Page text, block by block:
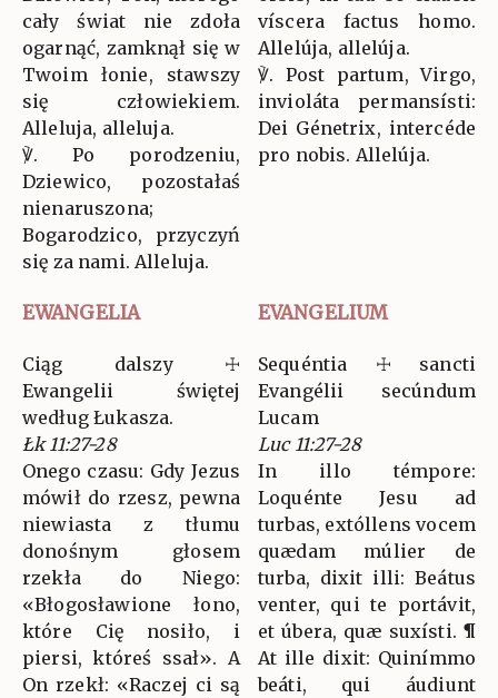
cały świat nie zdoła
ogarnąć, zamknął się w
Twoim łonie, stawszy
się człowiekiem.
Alleluja, alleluja.
℣. Po porodzeniu,
Dziewico, pozostałaś
nienaruszona;
Bogarodzico, przyczyń
się za nami. Alleluja.
víscera factus homo.
Allelúja, allelúja.
℣. Post partum, Virgo,
invioláta permansísti:
Dei Génetrix, intercéde
pro nobis. Allelúja.
EWANGELIA EVANGELIUM
Ciąg dalszy ☩
Ewangelii świętej
według Łukasza.
Łk 11:27-28
Onego czasu: Gdy Jezus
mówił do rzesz, pewna
niewiasta z tłumu
donośnym głosem
rzekła do Niego:
«Błogosławione łono,
które Cię nosiło, i
piersi, któreś ssał». A
On rzekł: «Raczej ci są
Sequéntia ☩ sancti
Evangélii secúndum
Lucam
Luc 11:27-28
In illo témpore:
Loquénte Jesu ad
turbas, extóllens vocem
quædam múlier de
turba, dixit illi: Beátus
venter, qui te portávit,
et úbera, quæ suxísti. ¶
At ille dixit: Quinímmo
beáti, qui áudiunt